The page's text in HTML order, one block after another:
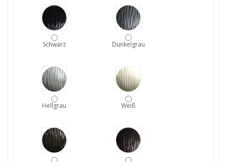
Schwarz Dunkelgrau
Hellgrau Weiß